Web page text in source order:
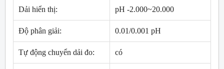
Dải hiển thị: pH -2.000~20.000
Độ phân giải: 0.01/0.001 pH
Tự động chuyển dải đo: có